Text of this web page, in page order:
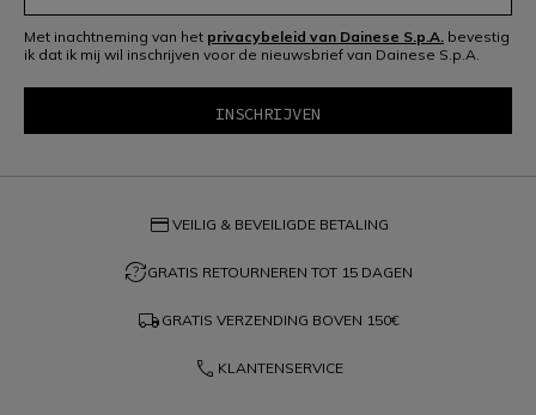
Met inachtneming van het privacybeleid van Dainese S.p.A. bevestig
ik dat ik mij wil inschrijven voor de nieuwsbrief van Dainese S.p.A.
credit_card VEILIG & BEVEILIGDE BETALING
question_exchangeGRATIS RETOURNEREN TOT 15 DAGEN
local_shipping GRATIS VERZENDING BOVEN 150€
phone KLANTENSERVICE